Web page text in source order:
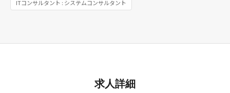
ITコンサルタント : システムコンサルタント
求人詳細